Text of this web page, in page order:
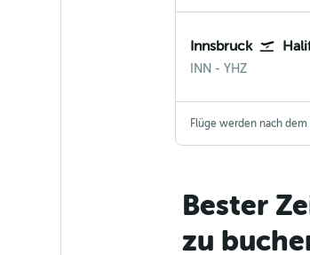
Innsbruck
INN Innsbruck
- YHZ
Flüge werden nach
Bester
zu